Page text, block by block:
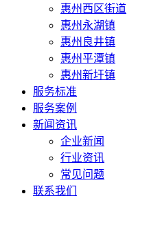
惠州西区街道
惠州永湖镇
惠州良井镇
惠州平潭镇
惠州新圩镇
服务标准
服务案例
新闻资讯
企业新闻
行业资讯
常见问题
联系我们